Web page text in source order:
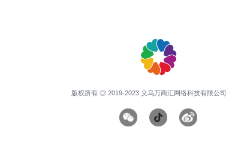
版权所有 ◎ 2019-2023 义乌万商汇网络科技有限公司